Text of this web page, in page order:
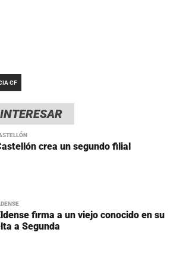
crea un segundo filial
firma a un viejo conocido en su
a Segunda
CF